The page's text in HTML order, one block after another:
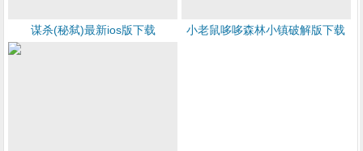
谋杀(秘弑)最新ios版下载 小老鼠哆哆森林小镇破解版下载